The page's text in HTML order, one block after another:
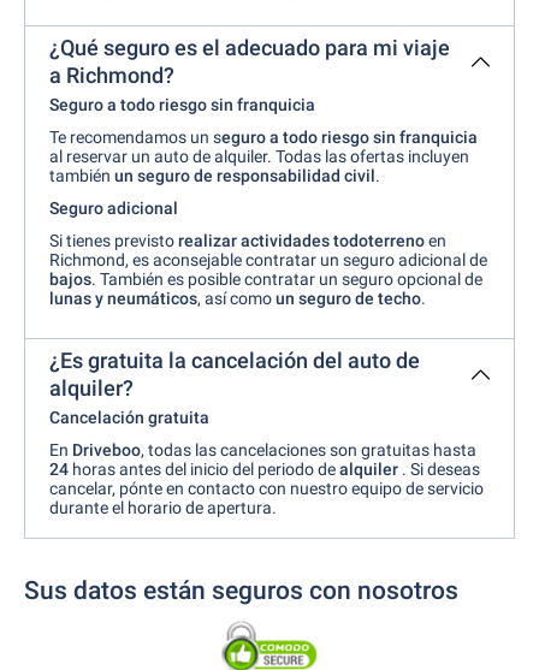
¿Qué seguro es el adecuado para mi viaje
a Richmond?
Seguro a todo riesgo sin franquicia
Te recomendamos un seguro a todo riesgo sin franquicia
al reservar un auto de alquiler. Todas las ofertas incluyen
también un seguro de responsabilidad civil.
Seguro adicional
Si tienes previstorealizar actividades todoterrenoen
Richmond, es aconsejable contratar un seguro adicional de
bajos. También es posible contratar un seguro opcional de
lunas y neumáticos, así comoun seguro de techo.
¿Es gratuita la cancelación del auto de
alquiler?
Cancelación gratuita
En Driveboo, todas las cancelaciones son gratuitas hasta
24 horas antes del inicio del periodo dealquiler . Si deseas
cancelar, pónte en contacto con nuestro equipo de servicio
durante el horario de apertura.
Sus datos están seguros con nosotros